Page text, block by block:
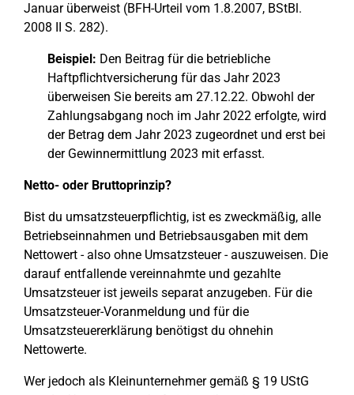
Januar überweist (BFH-Urteil vom 1.8.2007, BStBl.
2008 II S. 282).
Beispiel: Den Beitrag für die betriebliche
Haftpflichtversicherung für das Jahr 2023
überweisen Sie bereits am 27.12.22. Obwohl der
Zahlungsabgang noch im Jahr 2022 erfolgte, wird
der Betrag dem Jahr 2023 zugeordnet und erst bei
der Gewinnermittlung 2023 mit erfasst.
Netto- oder Bruttoprinzip?
Bist du umsatzsteuerpflichtig, ist es zweckmäßig, alle
Betriebseinnahmen und Betriebsausgaben mit dem
Nettowert - also ohne Umsatzsteuer - auszuweisen. Die
darauf entfallende vereinnahmte und gezahlte
Umsatzsteuer ist jeweils separat anzugeben. Für die
Umsatzsteuer-Voranmeldung und für die
Umsatzsteuererklärung benötigst du ohnehin
Nettowerte.
Wer jedoch als Kleinunternehmer gemäß § 19 UStG